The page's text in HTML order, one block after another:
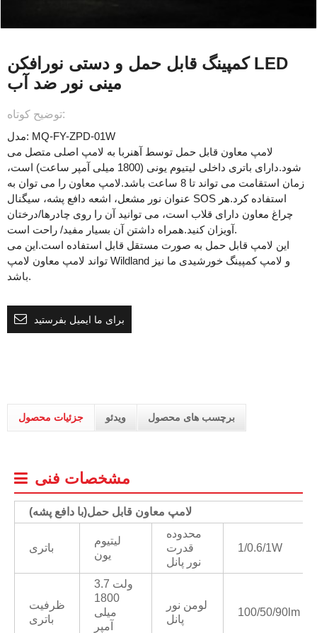
کمپینگ قابل حمل و دستی نورافکن LED
مینی نور ضد آب
توضیح کوتاه:
مدل: MQ-FY-ZPD-01W
لامپ معاون قابل حمل توسط آهنربا به لامپ اصلی متصل می
شود.دارای باتری داخلی لیتیوم یونی (1800 میلی آمپر ساعت) است،
زمان استقامت می تواند تا 8 ساعت باشد.لامپ معاون را می توان به
عنوان نور مشعل، اشعه دافع پشه، سیگنال SOS استفاده کرد.هر
چراغ معاون دارای قلاب است، می توانید آن را روی چادرها/درختان
آویزان کنید.همراه داشتن آن بسیار مفید/ راحت است.
این لامپ قابل حمل به صورت مستقل قابل استفاده است.این می
تواند لامپ معاون لامپ Wildland و لامپ کمپینگ خورشیدی ما نیز
باشد.
برای ما ایمیل بفرستید
جزئیات محصول ویدئو برچسب های محصول
مشخصات فنی
لامپ معاون قابل حمل(با دافع پشه)
باتری
لیتیوم
یون
محدوده
قدرت
نور پانل
1/0.6/1W
ظرفیت
باتری
3.7 ولت
1800
میلی
آمپر
لومن نور
پانل
100/50/90lm